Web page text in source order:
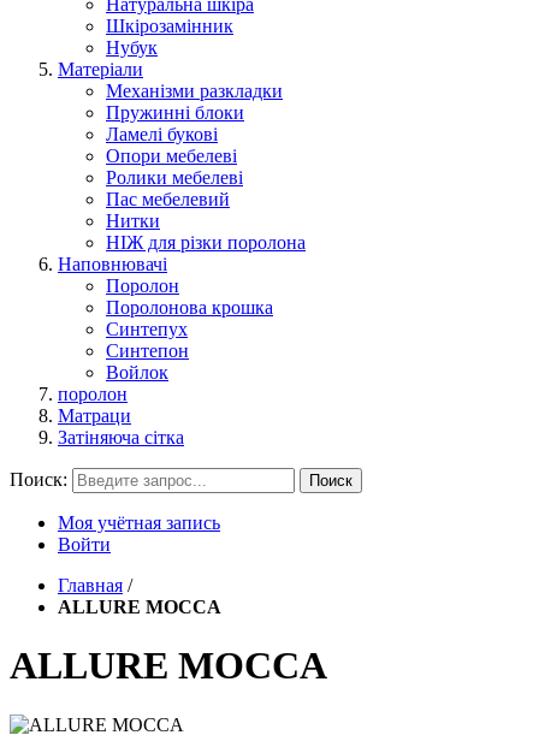
Натуральна шкіра
Шкірозамінник
Нубук
Матеріали
Механізми разкладки
Пружинні блоки
Ламелі букові
Опори мебелеві
Ролики мебелеві
Пас мебелевий
Нитки
НІЖ для різки поролона
Наповнювачі
Поролон
Поролонова крошка
Синтепух
Синтепон
Войлок
поролон
Матраци
Затіняюча сітка
Поиск: Поиск
Моя учётная запись
Войти
Главная /
ALLURE MOCCA
ALLURE MOCCA